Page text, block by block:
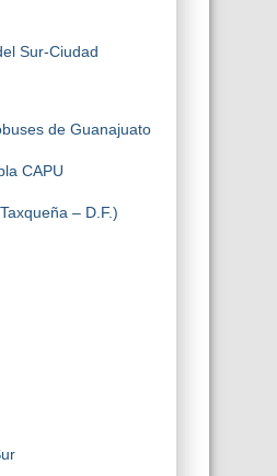
Sur-Ciudad
de Guanajuato
CAPU
– D.F.)